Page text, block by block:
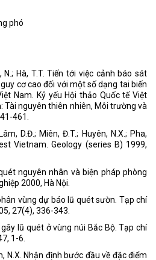
phó
N.; Hà, T.T. Tiến tới việc cảnh báo sát
cơ cao đối với một số dạng tai biến
Nam. Kỷ yếu Hội thảo Quốc tế Việt
Tài nguyên thiên nhiên, Môi trường và
461.
D.Đ.; Miên, Đ.T.; Huyên, N.X.; Pha,
Vietnam. Geology (series B) 1999,
nguyên nhân và biện pháp phòng
2000, Hà Nội.
vùng dự báo lũ quét sườn. Tạp chí
27(4), 336-343.
gây lũ quét ở vùng núi Bắc Bộ. Tạp chí
1-6.
N.X. Nhận định bước đầu về đặc điểm